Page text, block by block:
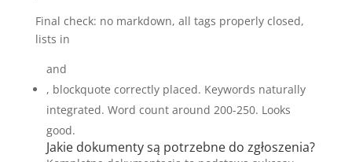
Final check: no markdown, all tags properly closed,
lists in
and
, blockquote correctly placed. Keywords naturally
integrated. Word count around 200-250. Looks
good.
Jakie dokumenty są potrzebne do zgłoszenia?